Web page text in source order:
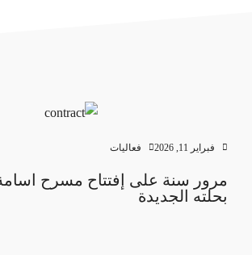
فبراير 11, 2026 فعاليات
مرور سنة على إفتتاح مسرح
بحلته الجديدة